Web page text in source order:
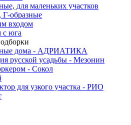
для маленьких участков
Г-образные
входом
с юга
дома - АДРИАТИКА
русской усадьбы - Мезонин
- Сокол
для узкого участка - РИО